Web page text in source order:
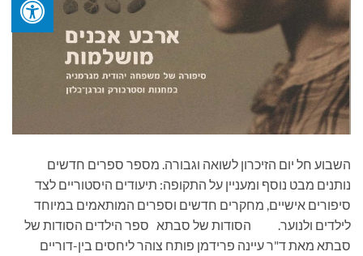
השבוע חל יום הזיכרון לשואה וגבורה. מספר ספרים חדשים
נותנים מבט נוסף ומעניין על התקופה: תיעודים היסטוריים לצד
סיפורים אישיים, מחקרים חדשים וספרים המותאמים במיוחד
לילדים ולנוער. הסודות של סבתא ספר הילדים הסודות של
סבתא מאת ד"ר עיינה פרידמן פותח צוהר ליחסים בין-דוריים